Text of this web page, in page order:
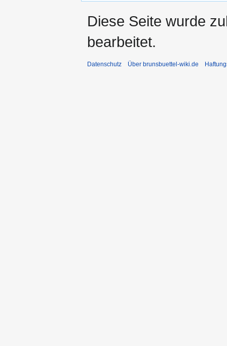
Diese Seite wurde
bearbeitet.
Datenschutz Über brunsbuettel-wiki.de